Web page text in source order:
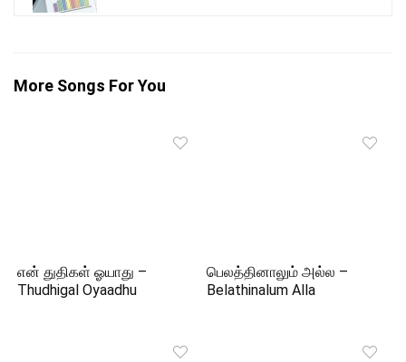
More Songs For You
என் துதிகள் ஓயாது –
Thudhigal Oyaadhu
பெலத்தினாலும் அல்ல –
Belathinalum Alla